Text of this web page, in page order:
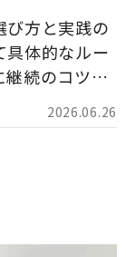
2026.06.26
び方と実践の
具体的なルー
続のコツま
します。